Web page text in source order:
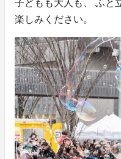
子どもも大人も、 ふと
楽しみください。